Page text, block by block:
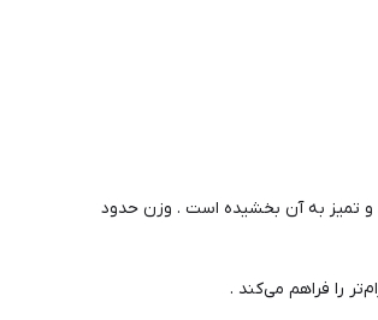
و تمیز به آن بخشیده است . وزن حدود
را فراهم می‌کند .